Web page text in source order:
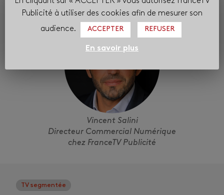
Vincent Salini
Directeur Commercial Numérique
chez FranceTV Publicité
TV segmentée
Publicité à utiliser des cookies afin de mesurer son
audience.
ACCEPTER REFUSER
En savoir plus